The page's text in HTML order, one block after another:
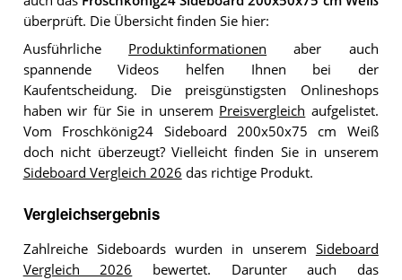
überprüft. Die Übersicht finden Sie hier:
Ausführliche Produktinformationen aber auch
spannende Videos helfen Ihnen bei der
Kaufentscheidung. Die preisgünstigsten Onlineshops
haben wir für Sie in unserem Preisvergleich aufgelistet.
Vom Froschkönig24 Sideboard 200x50x75 cm Weiß
doch nicht überzeugt? Vielleicht finden Sie in unserem
Sideboard Vergleich 2026 das richtige Produkt.
Vergleichsergebnis
Zahlreiche Sideboards wurden in unserem Sideboard
Vergleich 2026 bewertet. Darunter auch das